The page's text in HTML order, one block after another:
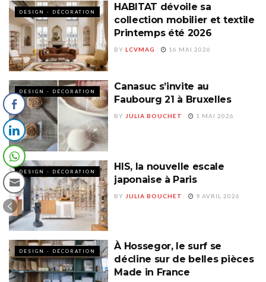
DESIGN - DÉCORATION
HABITAT dévoile sa
collection mobilier et textile
Printemps été 2026
BY LCVMAG 16 MAI 2026
DESIGN - DÉCORATION
Canasuc s’invite au
Faubourg 21 à Bruxelles
BY JULIA BOUCHET 1 MAI 2026
DESIGN - DÉCORATION
HIS, la nouvelle escale
japonaise à Paris
BY JULIA BOUCHET 9 AVRIL 2026
DESIGN - DÉCORATION
À Hossegor, le surf se
décline sur de belles pièces
Made in France